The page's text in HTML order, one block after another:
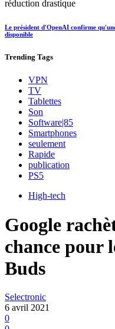
Le président d'OpenAI confirme
disponible
Trending Tags
VPN
TV
Tablettes
Son
Software|85
Smartphones
seulement
Rapide
publication
PS5
High-tech
Google
chance pour
Buds
Selectronic
6 avril 2021
0